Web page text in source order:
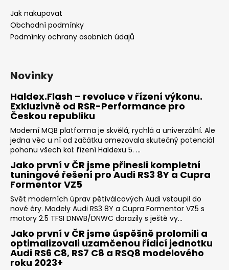
Jak nakupovat
Obchodní podmínky
Podmínky ochrany osobních údajů
Novinky
Haldex.Flash – revoluce v řízení výkonu.
Exkluzivně od RSR-Performance pro
Českou republiku
Moderní MQB platforma je skvělá, rychlá a univerzální. Ale
jedna věc u ní od začátku omezovala skutečný potenciál
pohonu všech kol: řízení Haldexu 5. ...
Jako první v ČR jsme přinesli kompletní
tuningové řešení pro Audi RS3 8Y a Cupra
Formentor VZ5
Svět moderních úprav pětiválcových Audi vstoupil do
nové éry. Modely Audi RS3 8Y a Cupra Formentor VZ5 s
motory 2.5 TFSI DNWB/DNWC dorazily s ještě vy...
Jako první v ČR jsme úspěšně prolomili a
optimalizovali uzamčenou řídicí jednotku
Audi RS6 C8, RS7 C8 a RSQ8 modelového
roku 2023+